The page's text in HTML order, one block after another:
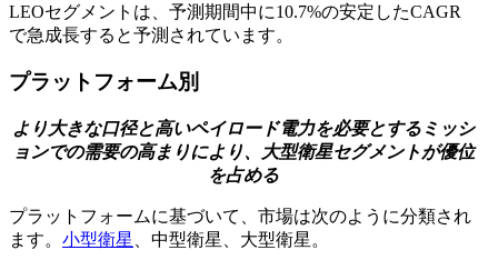
LEOセグメントは、予測期間中に10.7%の安定したCAGR
で急成長すると予測されています。
プラットフォーム別
より大きな口径と高いペイロード電力を必要とするミッシ
ョンでの需要の高まりにより、大型衛星セグメントが優位
を占める
プラットフォームに基づいて、市場は次のように分類され
ます。 小型衛星 、中型衛星、大型衛星。